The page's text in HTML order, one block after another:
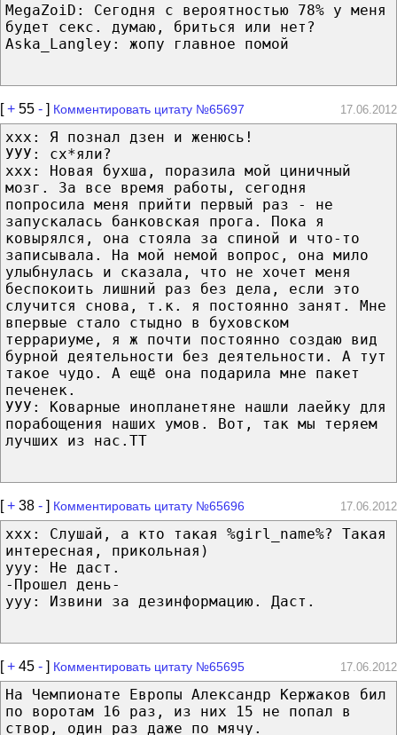
MegaZoiD: Сегодня с вероятностью 78% у меня
будет секс. думаю, бриться или нет?
Aska_Langley: жопу главное помой
[+ 55 - ] Комментировать цитату №65697 17.06.2012
ххх: Я познал дзен и женюсь!
УУУ: сх*яли?
ххх: Новая бухша, поразила мой циничный
мозг. За все время работы, сегодня
попросила меня прийти первый раз - не
запускалась банковская прога. Пока я
ковырялся, она стояла за спиной и что-то
записывала. На мой немой вопрос, она мило
улыбнулась и сказала, что не хочет меня
беспокоить лишний раз без дела, если это
случится снова, т.к. я постоянно занят. Мне
впервые стало стыдно в буховском
террариуме, я ж почти постоянно создаю вид
бурной деятельности без деятельности. А тут
такое чудо. А ещё она подарила мне пакет
печенек.
УУУ: Коварные инопланетяне нашли лаейку для
порабощения наших умов. Вот, так мы теряем
лучших из нас.ТТ
[+ 38 - ] Комментировать цитату №65696 17.06.2012
ххх: Слушай, а кто такая %girl_name%? Такая
интересная, прикольная)
ууу: Не даст.
-Прошел день-
ууу: Извини за дезинформацию. Даст.
[+ 45 - ] Комментировать цитату №65695 17.06.2012
На Чемпионате Европы Александр Кержаков бил
по воротам 16 раз, из них 15 не попал в
створ, один раз даже по мячу.